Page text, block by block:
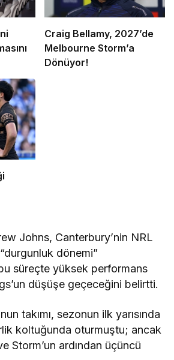
Craig Bellamy, 2027’de
Melbourne Storm’a
Dönüyor!
Johns, Canterbury’nin NRL
dönemi”
süreçte yüksek performans
düşüşe geçeceğini belirtti.
takımı, sezonun ilk yarısında
koltuğunda oturmuştu; ancak
Storm’un ardından üçüncü